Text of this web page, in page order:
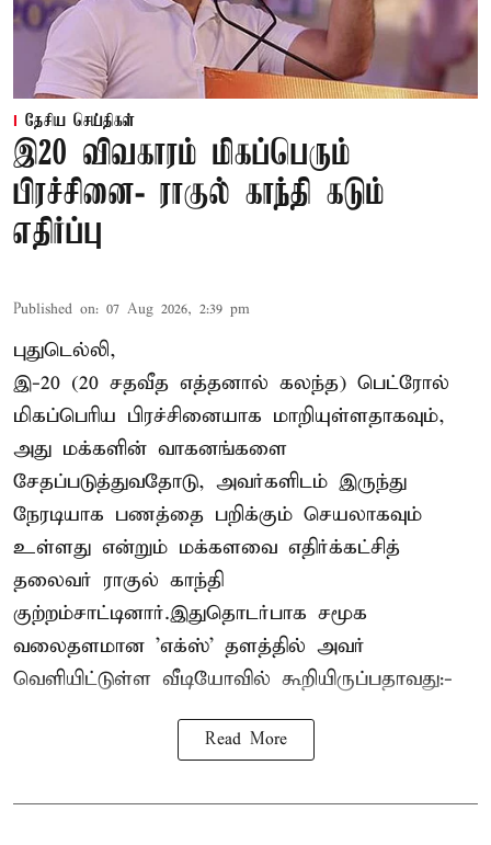
தேசிய செய்திகள்
இ20 விவகாரம் மிகப்பெரும்
பிரச்சினை- ராகுல் காந்தி கடும்
எதிர்ப்பு
Published on: 07 Aug 2026, 2:39 pm
புதுடெல்லி,
இ-20 (20 சதவீத எத்தனால் கலந்த) பெட்ரோல்
மிகப்பெரிய பிரச்சினையாக மாறியுள்ளதாகவும்,
அது மக்களின் வாகனங்களை
சேதப்படுத்துவதோடு, அவர்களிடம் இருந்து
நேரடியாக பணத்தை பறிக்கும் செயலாகவும்
உள்ளது என்றும் மக்களவை எதிர்க்கட்சித்
தலைவர் ராகுல் காந்தி
குற்றம்சாட்டினார்.இதுதொடர்பாக சமூக
வலைதளமான 'எக்ஸ்' தளத்தில் அவர்
வெளியிட்டுள்ள வீடியோவில் கூறியிருப்பதாவது:-
Read More